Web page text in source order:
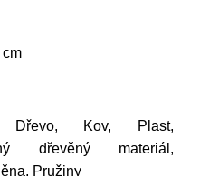
cm
Kov, Plast,
dřevěný materiál,
Pružiny